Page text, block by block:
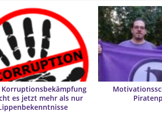
Korruptionsbekämpfung
es jetzt mehr als nur